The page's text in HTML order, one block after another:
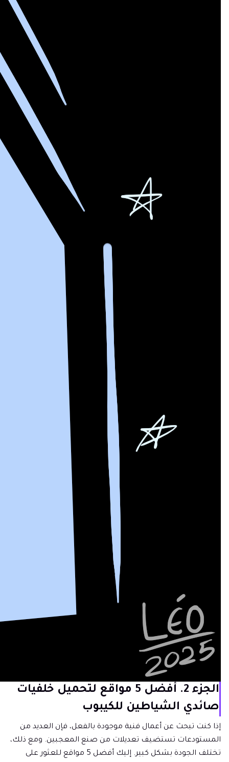
الجزء 2. أفضل 5 مواقع لتحميل خلفيات
صائدي الشياطين للكيبوب
إذا كنت تبحث عن أعمال فنية موجودة بالفعل، فإن العديد من
المستودعات تستضيف تعديلات من صنع المعجبين. ومع ذلك،
تختلف الجودة بشكل كبير. إليك أفضل 5 مواقع للعثور على